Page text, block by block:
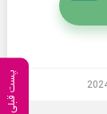
پست قبلی